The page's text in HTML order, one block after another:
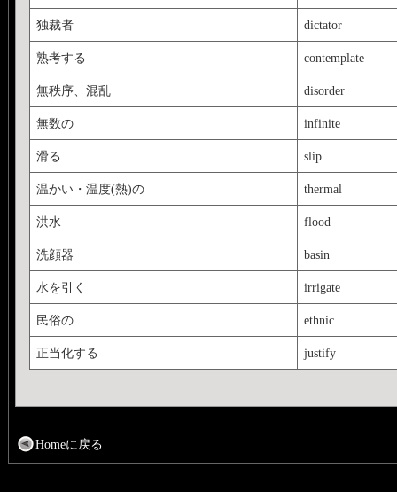
独裁者 dictator
熟考する contemplate
無秩序、混乱 disorder
無数の infinite
滑る slip
温かい・温度(熱)の thermal
洪水 flood
洗顔器 basin
水を引く irrigate
民俗の ethnic
正当化する justify
Homeに戻る